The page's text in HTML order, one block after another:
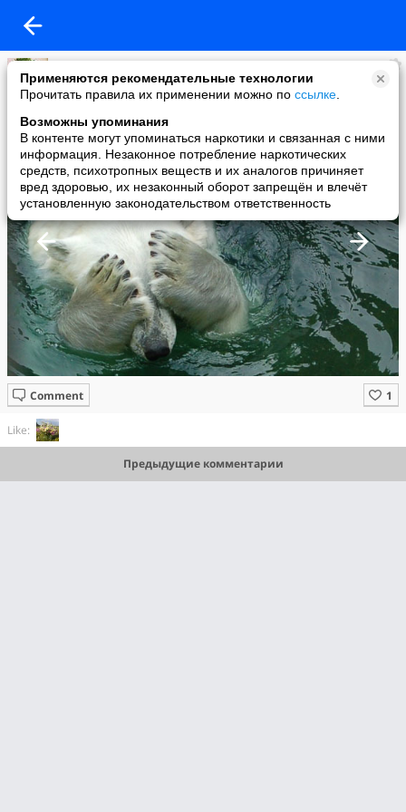
Применяются рекомендательные технологии
Прочитать правила их применении можно по ссылке
Возможны упоминания
В контенте могут упоминаться наркотики и связанная с ними
информация. Незаконное потребление наркотических
средств, психотропных веществ и их аналогов причиняет
вред здоровью, их незаконный оборот запрещён и влечёт
установленную законодательством ответственность
Бастинда
added a photo
07 Dec в 19:32
Comment
Like:
Предыдущие комментарии